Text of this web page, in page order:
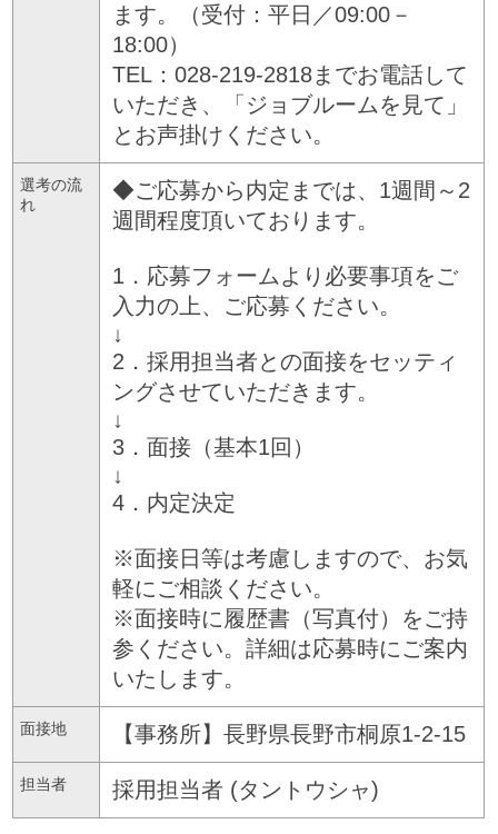
ます。（受付：平日／09:00－
18:00）
TEL：028-219-2818までお電話して
いただき、「ジョブルームを見て」
とお声掛けください。
選考の流
れ
◆ご応募から内定までは、1週間～2
週間程度頂いております。
1．応募フォームより必要事項をご
入力の上、ご応募ください。
↓
2．採用担当者との面接をセッティ
ングさせていただきます。
↓
3．面接（基本1回）
↓
4．内定決定
※面接日等は考慮しますので、お気
軽にご相談ください。
※面接時に履歴書（写真付）をご持
参ください。詳細は応募時にご案内
いたします。
面接地 【事務所】長野県長野市桐原1-2-15
担当者 採用担当者 (タントウシャ)